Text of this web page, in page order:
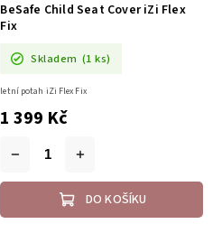
BeSafe Child Seat Cover iZi Flex
Fix
Skladem (1 ks)
1 399 Kč
DO KOŠÍKU
letní potah iZi Flex Fix